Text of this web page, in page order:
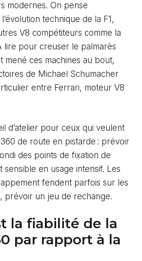
modernes. On pense
technique de la F1,
V8 compétiteurs comme la
lire pour creuser le palmarès
mené ces machines au bout,
de Michael Schumacher
entre Ferrari, moteur V8
d’atelier pour ceux qui veulent
de route en pistarde : prévoir
des points de fixation de
sensible en usage intensif. Les
fendent parfois sur les
prévoir un jeu de rechange.
la fiabilité de la
par rapport à la